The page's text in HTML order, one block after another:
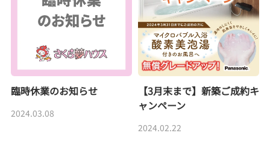
臨時休業のお知らせ
2024.03.08
【3月末まで】新築ご成約キ
ャンペーン
2024.02.22